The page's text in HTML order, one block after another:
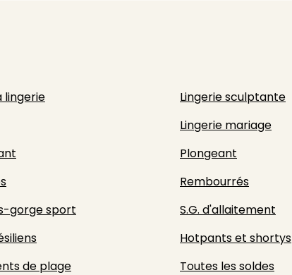
lingerie Lingerie sculptante
Lingerie mariage
Plongeant
Rembourrés
gorge sport S.G. d'allaitement
Hotpants et shortys
de plage Toutes les soldes